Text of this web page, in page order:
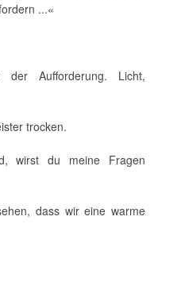
...«
der Aufforderung. Licht,
trocken.
wirst du meine Fragen
dass wir eine warme